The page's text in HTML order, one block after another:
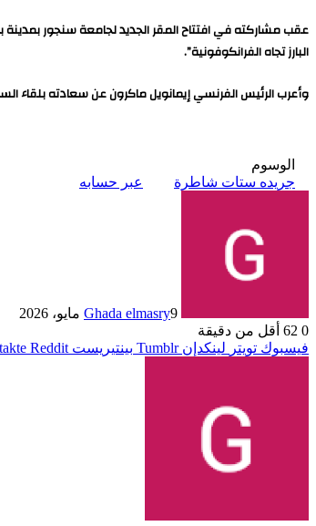
عقب مشاركته في افتتاح المقر الجديد لجامعة سنجور بمدينة
البارز تجاه الفرانكوفونية”.
وأعرب الرئيس الفرنسي إيمانويل ماكرون عن سعادته بلقاء
الوسوم
جريده ستات شاطرة
عبر حسابه
Ghada elmasry9 مايو، 2026
0
أقل من دقيقة
فيسبوك تويتر لينكدإن بينتيريست